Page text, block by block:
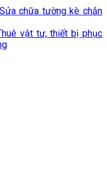
chữa tường kè chắn
vật tư, thiết bị phục